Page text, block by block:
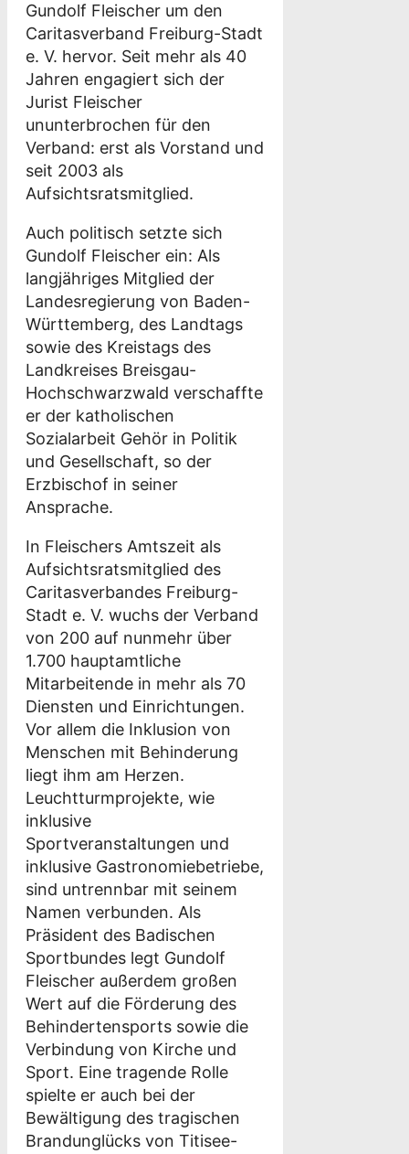
Gundolf Fleischer um den
Caritasverband Freiburg-Stadt
e. V. hervor. Seit mehr als 40
Jahren engagiert sich der
Jurist Fleischer
ununterbrochen für den
Verband: erst als Vorstand und
seit 2003 als
Aufsichtsratsmitglied.
Auch politisch setzte sich
Gundolf Fleischer ein: Als
langjähriges Mitglied der
Landesregierung von Baden-
Württemberg, des Landtags
sowie des Kreistags des
Landkreises Breisgau-
Hochschwarzwald verschaffte
er der katholischen
Sozialarbeit Gehör in Politik
und Gesellschaft, so der
Erzbischof in seiner
Ansprache.
In Fleischers Amtszeit als
Aufsichtsratsmitglied des
Caritasverbandes Freiburg-
Stadt e. V. wuchs der Verband
von 200 auf nunmehr über
1.700 hauptamtliche
Mitarbeitende in mehr als 70
Diensten und Einrichtungen.
Vor allem die Inklusion von
Menschen mit Behinderung
liegt ihm am Herzen.
Leuchtturmprojekte, wie
inklusive
Sportveranstaltungen und
inklusive Gastronomiebetriebe,
sind untrennbar mit seinem
Namen verbunden. Als
Präsident des Badischen
Sportbundes legt Gundolf
Fleischer außerdem großen
Wert auf die Förderung des
Behindertensports sowie die
Verbindung von Kirche und
Sport. Eine tragende Rolle
spielte er auch bei der
Bewältigung des tragischen
Brandunglücks von Titisee-